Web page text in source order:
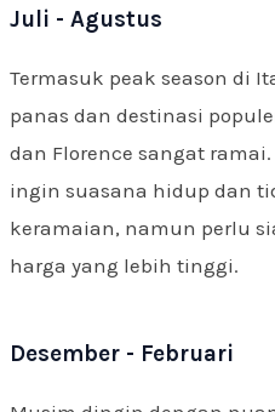
Juli - Agustus
Termasuk peak season di
panas dan destinasi
dan Florence sangat
ingin suasana hidup dan
keramaian, namun perlu
harga yang lebih tinggi.
Desember - Februari